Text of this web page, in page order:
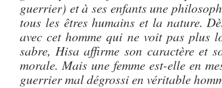
guerrier) et à ses enfants une
tous les êtres humains et la nature.
avec cet homme qui ne voit pas plus
sabre, Hisa affirme son caractère et
morale. Mais une femme est-elle en
guerrier mal dégrossi en véritable